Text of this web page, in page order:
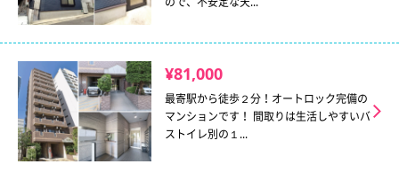
¥81,000
最寄駅から徒歩２分！オートロック完備の
マンションです！ 間取りは生活しやすいバ
ストイレ別の１...